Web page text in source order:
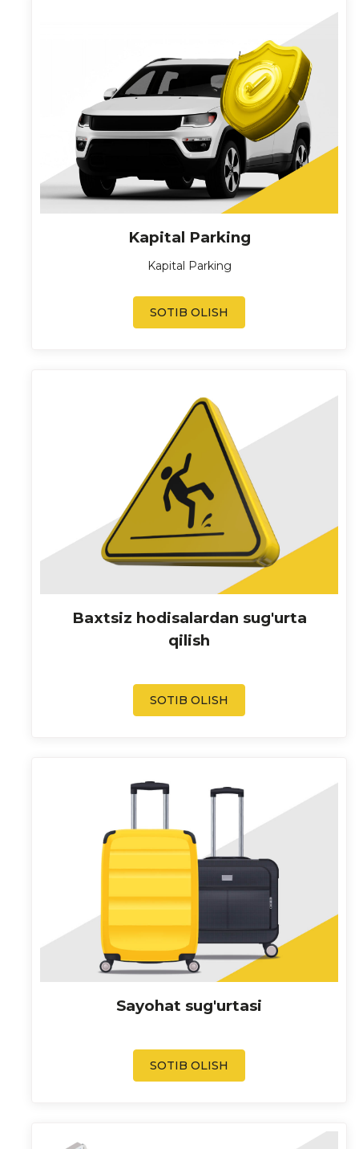
Kapital Parking
Kapital Parking
SOTIB OLISH
Baxtsiz hodisalardan sug'urta
qilish
SOTIB OLISH
Sayohat sug'urtasi
SOTIB OLISH